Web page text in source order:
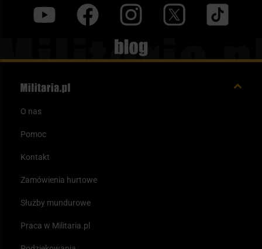
Blog
O nas
Pomoc
Kontakt
Zamówienia hurtowe
Służby mundurowe
Praca w Militaria.pl